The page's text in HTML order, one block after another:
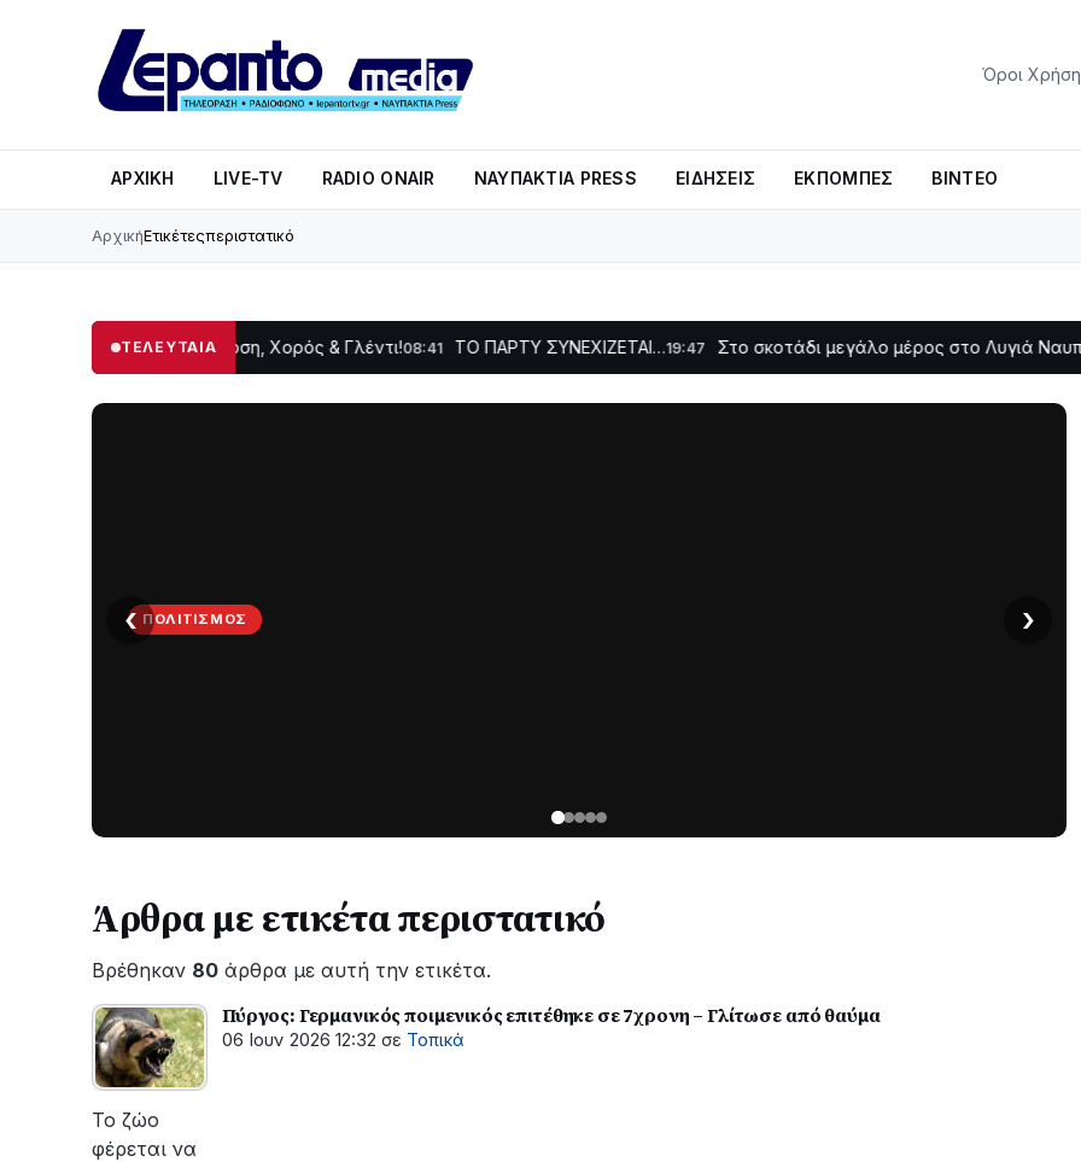
Όροι
ΑΡΧΙΚΉ LIVE-TV RADIO ONAIR ΝΑΥΠΑΚΤΊΑ PRESS ΕΙΔΉΣΕΙΣ ΕΚΠΟΜΠΈΣ ΒΊΝΤΕΟ
ΑρχικήΕτικέτεςπεριστατικό
ΤΕΛΕΥΤΑΙΑ
Παράδοση, Χορός & Γλέντι!08:41 ΤΟ ΠΑΡΤΥ ΣΥΝΕΧΙΖΕΤΑΙ…19:47 Στο σκοτάδι μεγάλο μέρος στο Λυγιά Ναυπάκτου
ΤΟ
Ανδρέα
τα
έργα
του
Δήμου
‹ ›
Άρθρα με ετικέτα περιστατικό
Βρέθηκαν 80 άρθρα με αυτή την ετικέτα.
Πύργος: Γερμανικός ποιμενικός επιτέθηκε σε 7χρονη – Γλίτωσε από θαύμα
06 Ιουν 2026 12:32 σε Τοπικά
Το ζώο
φέρεται να